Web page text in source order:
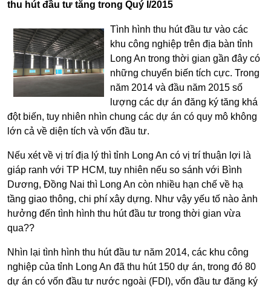
thu hút đầu tư tăng trong Quý I/2015
Tình hình thu hút đầu tư vào các
khu công nghiệp trên địa bàn tỉnh
Long An trong thời gian gần đây có
những chuyển biến tích cực. Trong
năm 2014 và đầu năm 2015 số
lượng các dự án đăng ký tăng khá
đột biến, tuy nhiên nhìn chung các dự án có quy mô không
lớn cả về diện tích và vốn đầu tư.
Nếu xét về vị trí địa lý thì tỉnh Long An có vị trí thuận lợi là
giáp ranh với TP HCM, tuy nhiên nếu so sánh với Bình
Dương, Đồng Nai thì Long An còn nhiều hạn chế về hạ
tầng giao thông, chi phí xây dựng. Như vậy yếu tố nào ảnh
hưởng đến tình hình thu hút đầu tư trong thời gian vừa
qua??
Nhìn lại tình hình thu hút đầu tư năm 2014, các khu công
nghiệp của tỉnh Long An đã thu hút 150 dự án, trong đó 80
dự án có vốn đầu tư nước ngoài (FDI), vốn đầu tư đăng ký